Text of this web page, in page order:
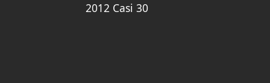
2012 Casi 30